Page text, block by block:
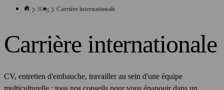
Blog Carrière internationale
Carrière internationale
CV, entretien d'embauche, travailler au sein d'une équipe
multiculturelle : tous nos conseils pour vous épanouir dans un